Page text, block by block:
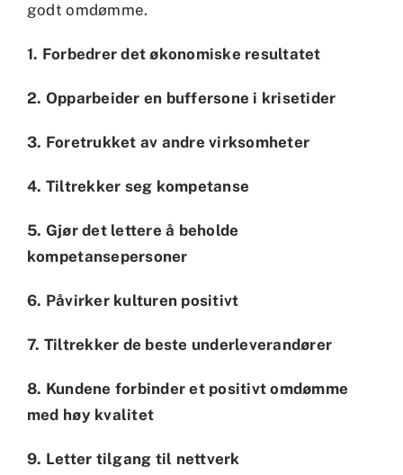
godt omdømme.
1. Forbedrer det økonomiske resultatet
2. Opparbeider en buffersone i krisetider
3. Foretrukket av andre virksomheter
4. Tiltrekker seg kompetanse
5. Gjør det lettere å beholde
kompetansepersoner
6. Påvirker kulturen positivt
7. Tiltrekker de beste underleverandører
8. Kundene forbinder et positivt omdømme
med høy kvalitet
9. Letter tilgang til nettverk